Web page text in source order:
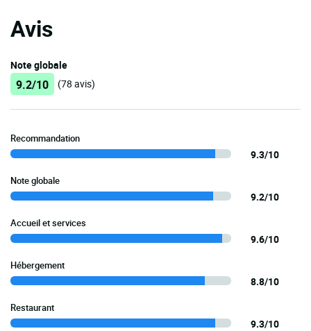
Avis
Note globale
9.2/10 (78 avis)
Recommandation
9.3/10
Note globale
9.2/10
Accueil et services
9.6/10
Hébergement
8.8/10
Restaurant
9.3/10